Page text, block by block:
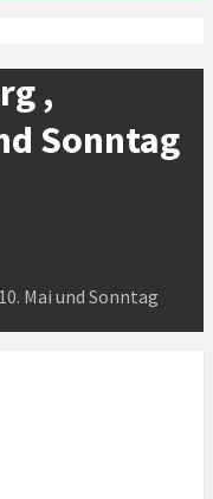
,
Sonntag
Mai und Sonntag